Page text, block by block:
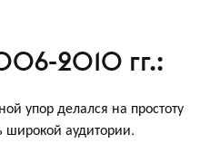
2010 гг.:
упор делался на простоту
широкой аудитории.